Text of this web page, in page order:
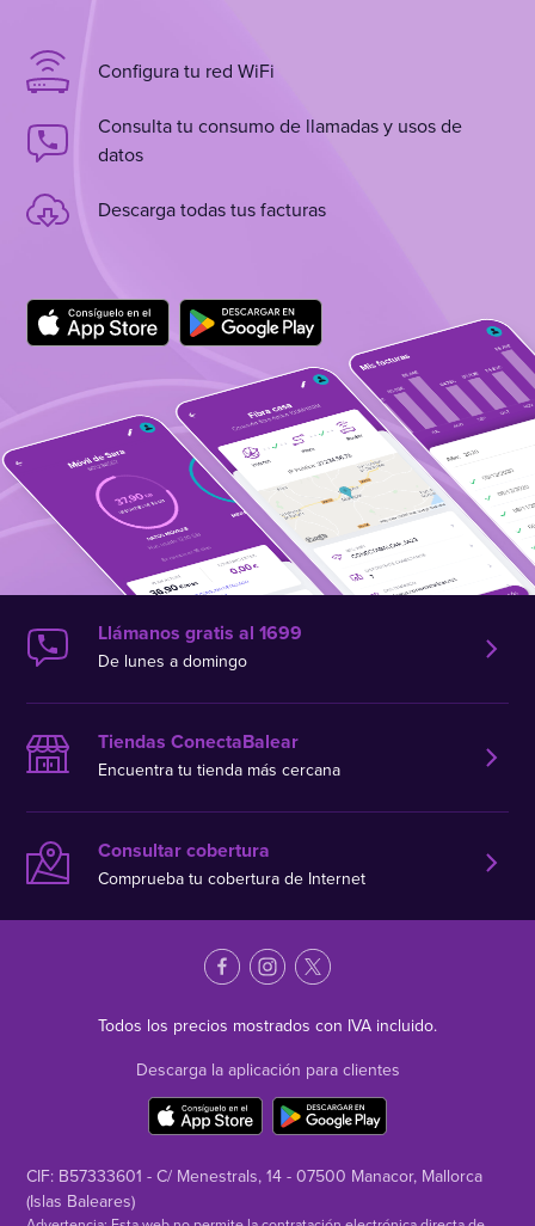
Configura tu red WiFi
Consulta tu consumo de llamadas y usos de
datos
Descarga todas tus facturas
Llámanos gratis al 1699
De lunes a domingo
Tiendas ConectaBalear
Encuentra tu tienda más cercana
Consultar cobertura
Comprueba tu cobertura de Internet
Todos los precios mostrados con IVA incluido.
Descarga la aplicación para clientes
CIF: B57333601 - C/ Menestrals, 14 - 07500 Manacor, Mallorca
(Islas Baleares)